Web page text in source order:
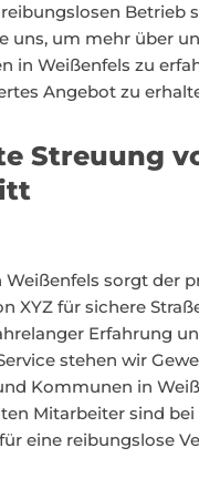
Betrieb
uns, um mehr über
in Weißenfels zu
Angebot zu
Streuung
sorgt der
XYZ für sichere
Erfahrung
stehen wir
Kommunen in
Mitarbeiter sind bei
eine reibungslose